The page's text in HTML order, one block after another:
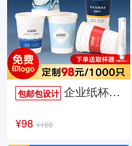
包邮包设计 企业纸杯定制
¥98 ¥108